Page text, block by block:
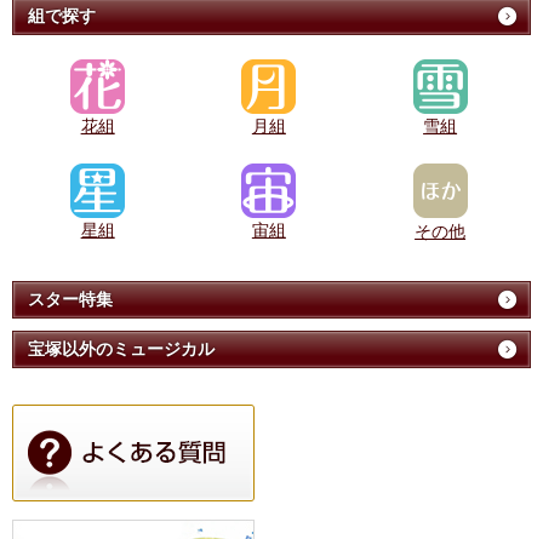
組で探す
花組 月組 雪組
星組 宙組 その他
スター特集
宝塚以外のミュージカル